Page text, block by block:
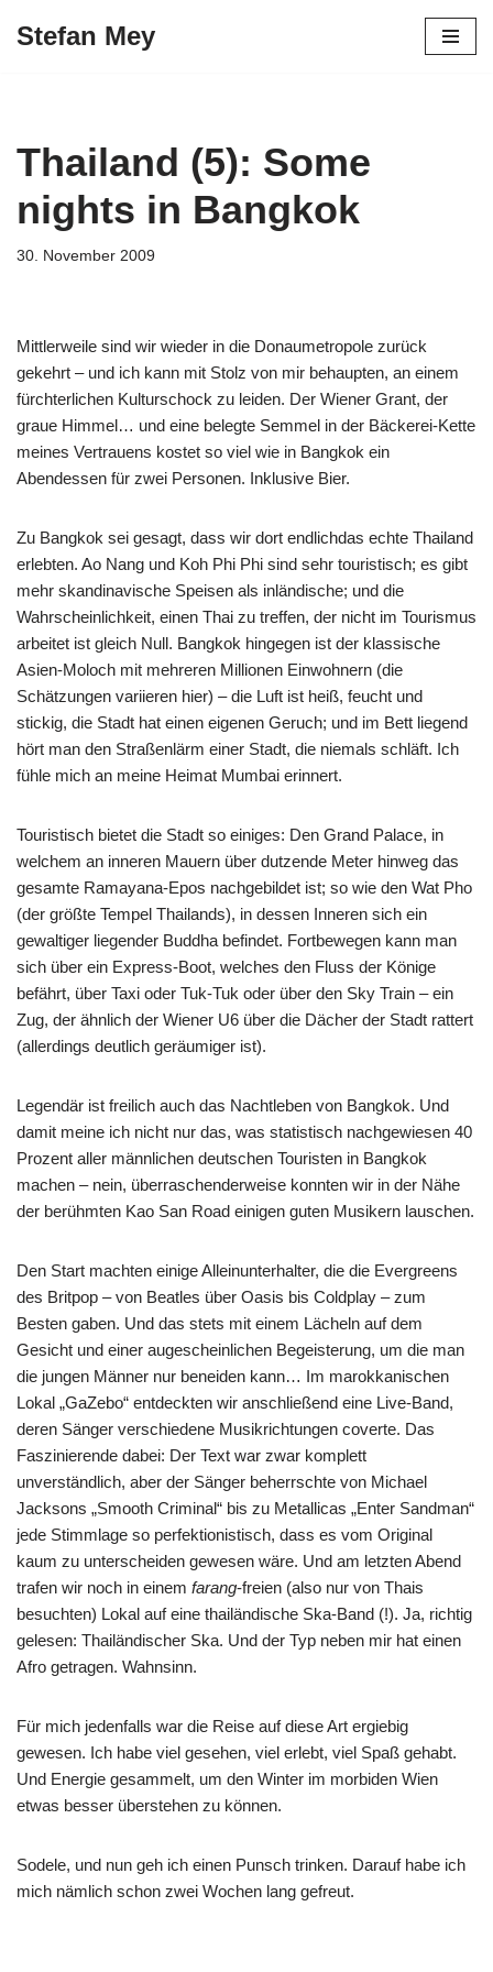
Stefan Mey
Thailand (5): Some
nights in Bangkok
30. November 2009
Mittlerweile sind wir wieder in die Donaumetropole zurück
gekehrt – und ich kann mit Stolz von mir behaupten, an einem
fürchterlichen Kulturschock zu leiden. Der Wiener Grant, der
graue Himmel… und eine belegte Semmel in der Bäckerei-Kette
meines Vertrauens kostet so viel wie in Bangkok ein
Abendessen für zwei Personen. Inklusive Bier.
Zu Bangkok sei gesagt, dass wir dort endlichdas echte Thailand
erlebten. Ao Nang und Koh Phi Phi sind sehr touristisch; es gibt
mehr skandinavische Speisen als inländische; und die
Wahrscheinlichkeit, einen Thai zu treffen, der nicht im Tourismus
arbeitet ist gleich Null. Bangkok hingegen ist der klassische
Asien-Moloch mit mehreren Millionen Einwohnern (die
Schätzungen variieren hier) – die Luft ist heiß, feucht und
stickig, die Stadt hat einen eigenen Geruch; und im Bett liegend
hört man den Straßenlärm einer Stadt, die niemals schläft. Ich
fühle mich an meine Heimat Mumbai erinnert.
Touristisch bietet die Stadt so einiges: Den Grand Palace, in
welchem an inneren Mauern über dutzende Meter hinweg das
gesamte Ramayana-Epos nachgebildet ist; so wie den Wat Pho
(der größte Tempel Thailands), in dessen Inneren sich ein
gewaltiger liegender Buddha befindet. Fortbewegen kann man
sich über ein Express-Boot, welches den Fluss der Könige
befährt, über Taxi oder Tuk-Tuk oder über den Sky Train – ein
Zug, der ähnlich der Wiener U6 über die Dächer der Stadt rattert
(allerdings deutlich geräumiger ist).
Legendär ist freilich auch das Nachtleben von Bangkok. Und
damit meine ich nicht nur das, was statistisch nachgewiesen 40
Prozent aller männlichen deutschen Touristen in Bangkok
machen – nein, überraschenderweise konnten wir in der Nähe
der berühmten Kao San Road einigen guten Musikern lauschen.
Den Start machten einige Alleinunterhalter, die die Evergreens
des Britpop – von Beatles über Oasis bis Coldplay – zum
Besten gaben. Und das stets mit einem Lächeln auf dem
Gesicht und einer augescheinlichen Begeisterung, um die man
die jungen Männer nur beneiden kann… Im marokkanischen
Lokal „GaZebo“ entdeckten wir anschließend eine Live-Band,
deren Sänger verschiedene Musikrichtungen coverte. Das
Faszinierende dabei: Der Text war zwar komplett
unverständlich, aber der Sänger beherrschte von Michael
Jacksons „Smooth Criminal“ bis zu Metallicas „Enter Sandman“
jede Stimmlage so perfektionistisch, dass es vom Original
kaum zu unterscheiden gewesen wäre. Und am letzten Abend
trafen wir noch in einem farang-freien (also nur von Thais
besuchten) Lokal auf eine thailändische Ska-Band (!). Ja, richtig
gelesen: Thailändischer Ska. Und der Typ neben mir hat einen
Afro getragen. Wahnsinn.
Für mich jedenfalls war die Reise auf diese Art ergiebig
gewesen. Ich habe viel gesehen, viel erlebt, viel Spaß gehabt.
Und Energie gesammelt, um den Winter im morbiden Wien
etwas besser überstehen zu können.
Sodele, und nun geh ich einen Punsch trinken. Darauf habe ich
mich nämlich schon zwei Wochen lang gefreut.